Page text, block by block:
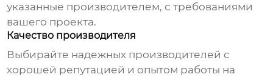
указанные производителем, с требованиями
вашего проекта.
Качество производителя
Выбирайте надежных производителей с
хорошей репутацией и опытом работы на